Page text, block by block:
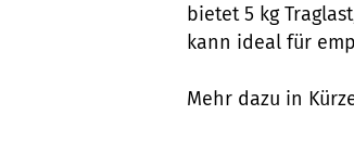
bietet 5 kg
kann ideal für
Mehr dazu in